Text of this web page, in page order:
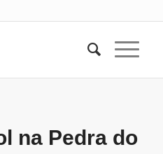
na Pedra do